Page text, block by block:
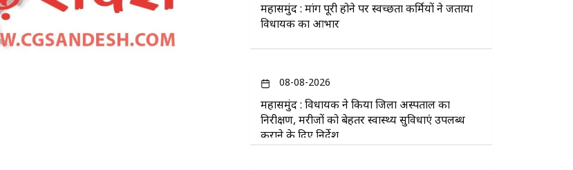
महासमुंद : मांग पूरी होने पर स्वच्छता कर्मियों ने जताया
विधायक का आभार
08-08-2026
महासमुंद : विधायक ने किया जिला अस्पताल का
निरीक्षण, मरीजों को बेहतर स्वास्थ्य सुविधाएं उपलब्ध
कराने के दिए निर्देश